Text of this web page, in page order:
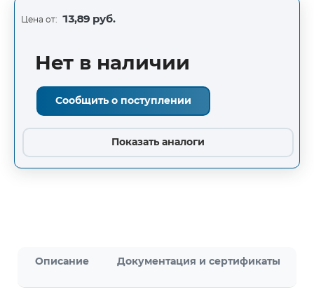
Цена от: 13,89 руб.
Нет в наличии
Сообщить о поступлении
Показать аналоги
Описание Документация и сертификаты